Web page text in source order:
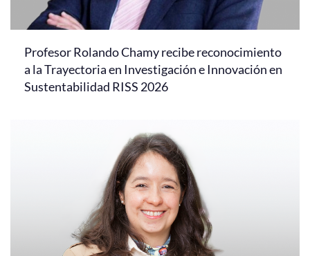
Profesor Rolando Chamy recibe reconocimiento
a la Trayectoria en Investigación e Innovación en
Sustentabilidad RISS 2026